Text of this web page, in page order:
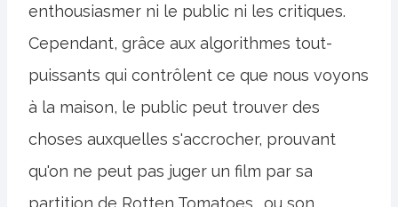
enthousiasmer ni le public ni les critiques.
Cependant, grâce aux algorithmes tout-
puissants qui contrôlent ce que nous voyons
à la maison, le public peut trouver des
choses auxquelles s'accrocher, prouvant
qu'on ne peut pas juger un film par sa
partition de Rotten Tomatoes… ou son